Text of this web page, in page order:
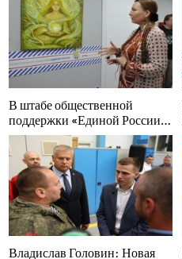
В штабе общественной
поддержки «Единой России»
в Казани открылась выставка
философской живописи
Владислав Головин: Новая